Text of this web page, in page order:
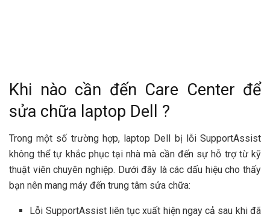
Khi nào cần đến Care Center để
sửa chữa laptop Dell ?
Trong một số trường hợp, laptop Dell bị lỗi SupportAssist
không thể tự khắc phục tại nhà mà cần đến sự hỗ trợ từ kỹ
thuật viên chuyên nghiệp. Dưới đây là các dấu hiệu cho thấy
bạn nên mang máy đến trung tâm sửa chữa:
Lỗi SupportAssist liên tục xuất hiện ngay cả sau khi đã